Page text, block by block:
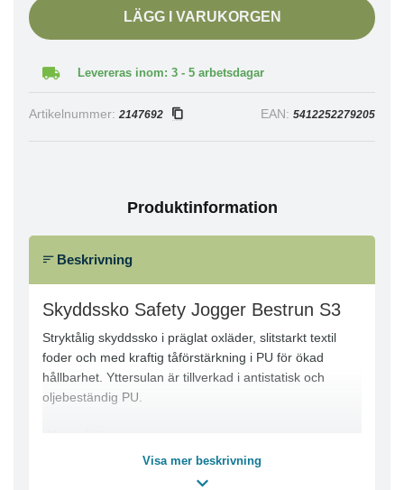
LÄGG I VARUKORGEN
Levereras inom: 3 - 5 arbetsdagar
Artikelnummer: 2147692 EAN: 5412252279205
Produktinformation
Beskrivning
Skyddssko Safety Jogger Bestrun S3
Stryktålig skyddssko i präglat oxläder, slitstarkt textil
foder och med kraftig tåförstärkning i PU för ökad
hållbarhet. Yttersulan är tillverkad i antistatisk och
oljebeständig PU.
-Ståltåhätta och spiktrampskydd i stål
Visa mer beskrivning